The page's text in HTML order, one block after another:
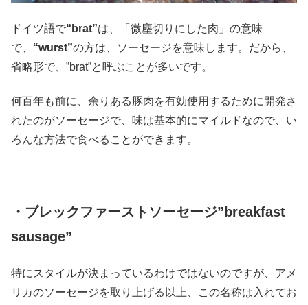
ドイツ語で“brat”は、「微塵切りにした肉」の意味
で、 “wurst”の方は、ソーセージを意味します。だから、
省略形で、”brat”と呼ぶことが多いです。
何百年も前に、余りある豚肉を有効使用するために開発さ
れたのがソーセージで、味は基本的にマイルドなので、い
ろんな方法で食べることができます。
・ブレックファーストソーセージ”breakfast
sausage”
特にスタイルが決まっているわけではないのですが、アメ
リカのソーセージを取り上げる以上、この名称は入れてお